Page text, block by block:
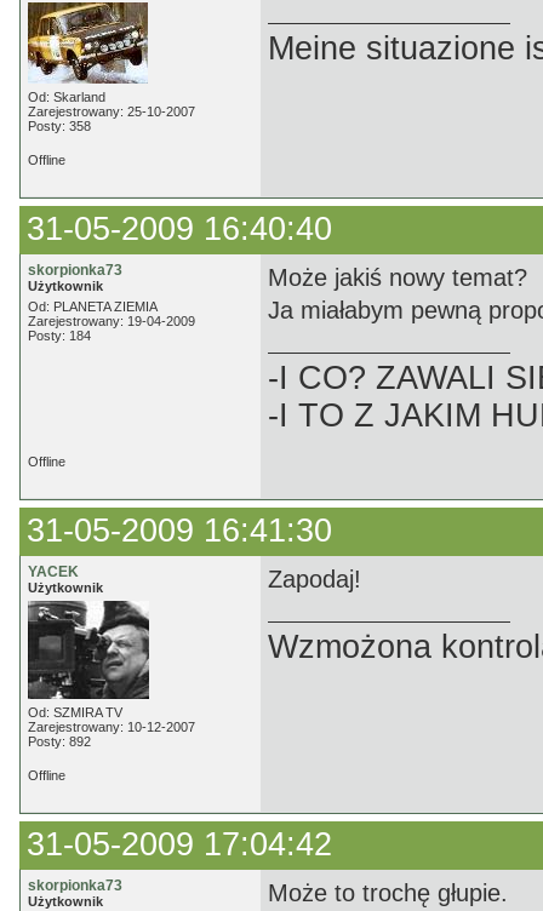
Od: Skarland
Zarejestrowany: 25-10-2007
Posty: 358
Meine situazione
Offline
31-05-2009 16:40:40
skorpionka73
Użytkownik
Od: PLANETA ZIEMIA
Zarejestrowany: 19-04-2009
Posty: 184
Może jakiś nowy temat?
Ja miałabym pewną
-I CO? ZAWALI
-I TO Z JAKIM
Offline
31-05-2009 16:41:30
YACEK
Użytkownik
Od: SZMIRA TV
Zarejestrowany: 10-12-2007
Posty: 892
Zapodaj!
Wzmożona
Offline
31-05-2009 17:04:42
skorpionka73
Użytkownik
Może to trochę głupie.